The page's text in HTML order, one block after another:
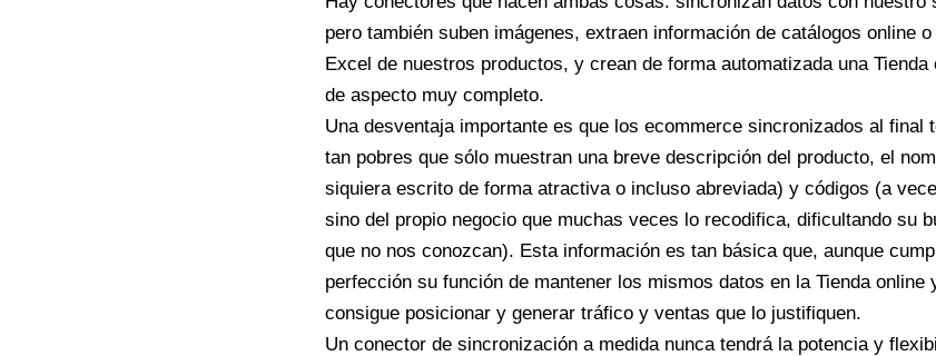
pero también suben imágenes, extraen información de catálogos online
Excel de nuestros productos, y crean de forma automatizada una
de aspecto muy completo.
Una desventaja importante es que los ecommerce sincronizados al final
tan pobres que sólo muestran una breve descripción del producto, el
siquiera escrito de forma atractiva o incluso abreviada) y códigos (a
sino del propio negocio que muchas veces lo recodifica, dificultando su
que no nos conozcan). Esta información es tan básica que, aunque
perfección su función de mantener los mismos datos en la Tienda online
consigue posicionar y generar tráfico y ventas que lo justifiquen.
Un conector de sincronización a medida nunca tendrá la potencia y